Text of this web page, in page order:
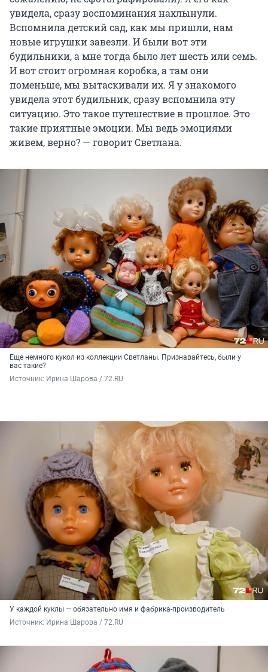
увидела, сразу воспоминания нахлынули.
Вспомнила детский сад, как мы пришли, нам
новые игрушки завезли. И были вот эти
будильники, а мне тогда было лет шесть или семь.
И вот стоит огромная коробка, а там они
поменьше, мы вытаскивали их. Я у знакомого
увидела этот будильник, сразу вспомнила эту
ситуацию. Это такое путешествие в прошлое. Это
такие приятные эмоции. Мы ведь эмоциями
живем, верно? — говорит Светлана.
Еще немного кукол из коллекции Светланы. Признавайтесь, были у
вас такие?
Источник: Ирина Шарова / 72.RU
У каждой куклы — обязательно имя и фабрика-производитель
Источник: Ирина Шарова / 72.RU